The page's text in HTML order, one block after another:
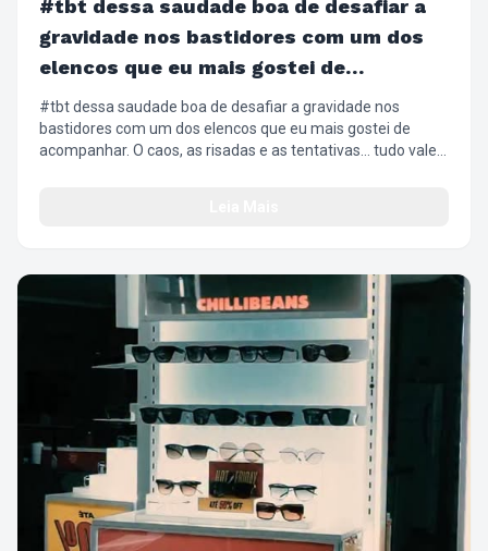
#tbt dessa saudade boa de desafiar a
gravidade nos bastidores com um dos
elencos que eu mais gostei de
acompanhar
#tbt dessa saudade boa de desafiar a gravidade nos
bastidores com um dos elencos que eu mais gostei de
acompanhar. O caos, as risadas e as tentativas… tudo valeu